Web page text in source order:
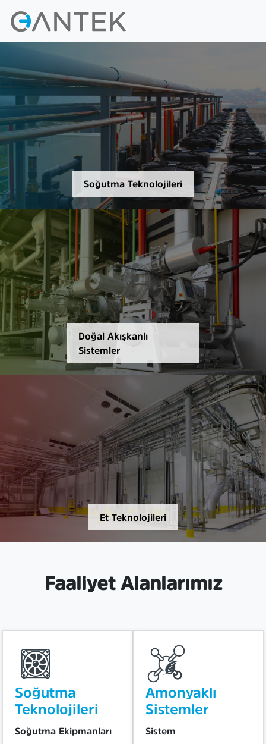
Soğutma Teknolojileri
Doğal Akışkanlı
Sistemler
Et Teknolojileri
Faaliyet Alanlarımız
Soğutma
Teknolojileri
Soğutma Ekipmanları
Amonyaklı
Sistemler
Sistem